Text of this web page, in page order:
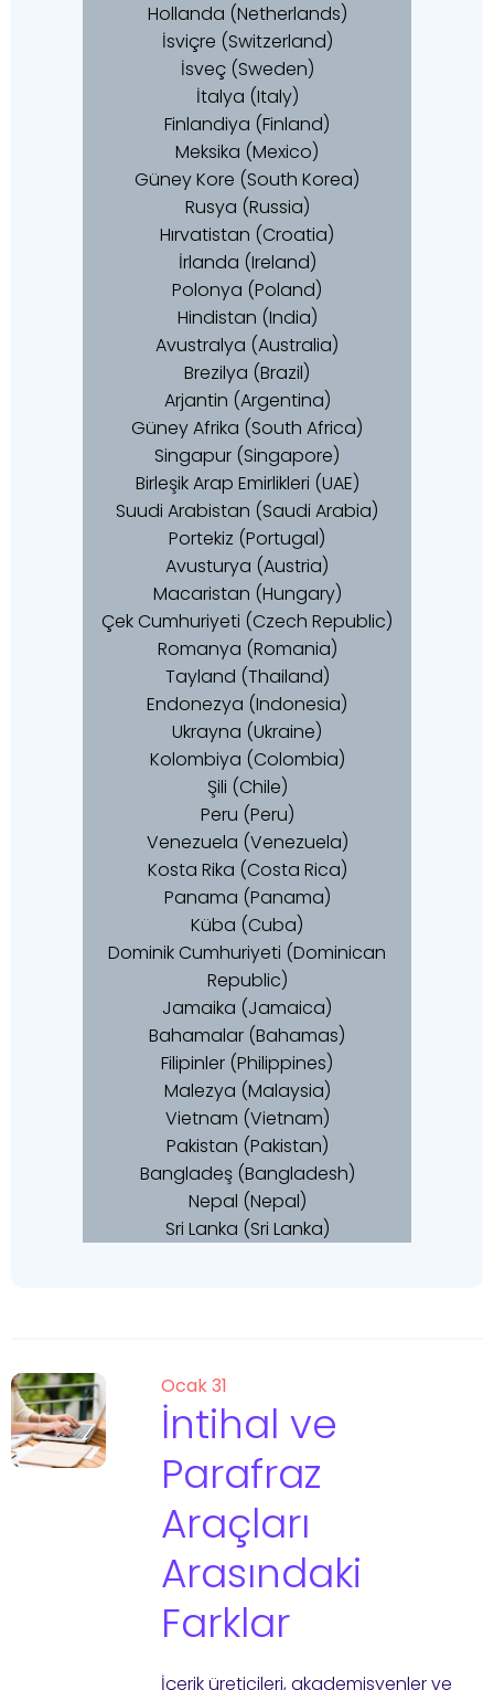
Hollanda (Netherlands)
İsviçre (Switzerland)
İsveç (Sweden)
İtalya (Italy)
Finlandiya (Finland)
Meksika (Mexico)
Güney Kore (South Korea)
Rusya (Russia)
Hırvatistan (Croatia)
İrlanda (Ireland)
Polonya (Poland)
Hindistan (India)
Avustralya (Australia)
Brezilya (Brazil)
Arjantin (Argentina)
Güney Afrika (South Africa)
Singapur (Singapore)
Birleşik Arap Emirlikleri (UAE)
Suudi Arabistan (Saudi Arabia)
Portekiz (Portugal)
Avusturya (Austria)
Macaristan (Hungary)
Çek Cumhuriyeti (Czech Republic)
Romanya (Romania)
Tayland (Thailand)
Endonezya (Indonesia)
Ukrayna (Ukraine)
Kolombiya (Colombia)
Şili (Chile)
Peru (Peru)
Venezuela (Venezuela)
Kosta Rika (Costa Rica)
Panama (Panama)
Küba (Cuba)
Dominik Cumhuriyeti (Dominican
Republic)
Jamaika (Jamaica)
Bahamalar (Bahamas)
Filipinler (Philippines)
Malezya (Malaysia)
Vietnam (Vietnam)
Pakistan (Pakistan)
Bangladeş (Bangladesh)
Nepal (Nepal)
Sri Lanka (Sri Lanka)
Ocak 31
İntihal ve
Parafraz
Araçları
Arasındaki
Farklar
İçerik üreticileri, akademisyenler ve